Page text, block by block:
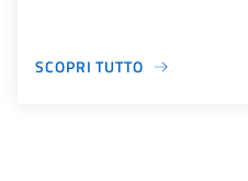
SCOPRI TUTTO